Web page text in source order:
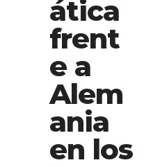
ática
frent
e a
Alem
ania
en los